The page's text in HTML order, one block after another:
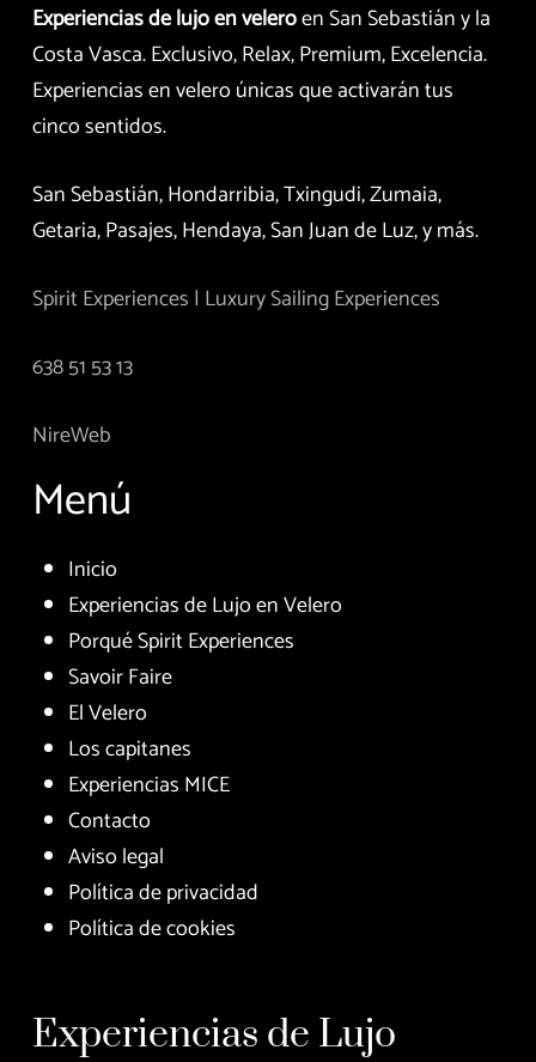
Experiencias de lujo en veleroen San Sebastián y la
Costa Vasca. Exclusivo, Relax, Premium, Excelencia.
Experiencias en velero únicas que activarán tus
cinco sentidos.
San Sebastián, Hondarribia, Txingudi, Zumaia,
Getaria, Pasajes, Hendaya, San Juan de Luz, y más.
Spirit Experiences | Luxury Sailing Experiences
638 51 53 13
NireWeb
Menú
Inicio
Experiencias de Lujo en Velero
Porqué Spirit Experiences
Savoir Faire
El Velero
Los capitanes
Experiencias MICE
Contacto
Aviso legal
Política de privacidad
Política de cookies
Experiencias de Lujo